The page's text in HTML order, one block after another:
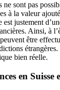
ne sont pas
à la valeur
justement
Ainsi, à
être
étrangères.
bien réelle.
en Suisse